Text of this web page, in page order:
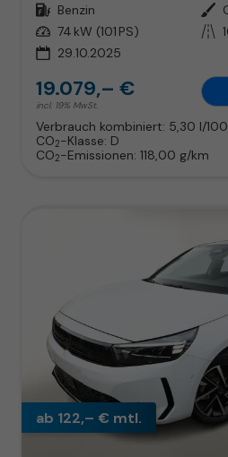
Kraftstoff Benzin Außenfarbe
Leistung 74 kW (101 PS) Kilometerstand
29.10.2025
19.079,– €
incl. 19% MwSt.
Verbrauch kombiniert: 5,30 l/
CO2-Klasse: D
CO2-Emissionen: 118,00 g/km
ab 122,– € mtl.